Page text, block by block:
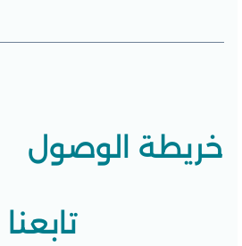
تابعنا
خريطة الوصول